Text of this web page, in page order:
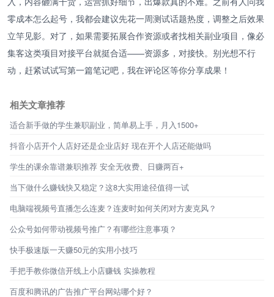
零成本怎么起号，我都会建议先花一周测试话题热度，调整之后效果
立竿见影。对了，如果需要拓展合作资源或者找相关副业项目，像必
集客这类项目对接平台就挺合适——资源多，对接快。别光想不行
动，赶紧试试写第一篇笔记吧，我在评论区等你分享成果！
相关文章推荐
适合新手做的学生兼职副业，简单易上手，月入1500+
抖音小店开个人店好还是企业店好 现在开个人店还能做吗
学生的课余靠谱兼职推荐 安全无收费、日赚两百+
当下做什么赚钱快又稳定？这8大实用途径值得一试
电脑端视频号直播怎么连麦？连麦时如何关闭对方麦克风？
公众号如何带动视频号推广？有哪些注意事项？
快手极速版一天赚50元的实用小技巧
手把手教你微信开线上小店赚钱 实操教程
百度和腾讯的广告推广平台网站哪个好？